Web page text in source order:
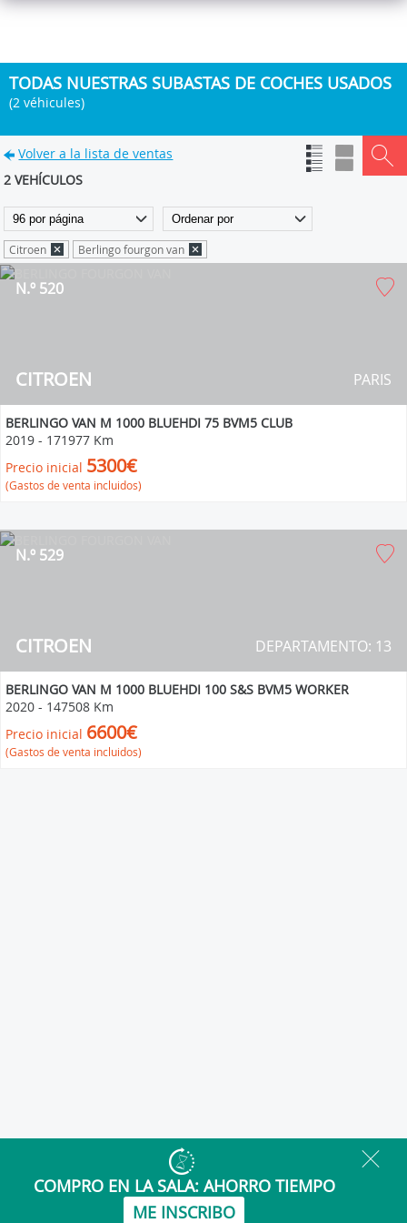
TODAS NUESTRAS SUBASTAS DE COCHES USADOS
(2 véhicules)
Volver a la lista de ventas
2 VEHÍCULOS
Citroen Berlingo fourgon van
CITROEN
N.º 520
PARIS
BERLINGO VAN M 1000 BLUEHDI 75 BVM5 CLUB
2019 - 171977 Km
Precio inicial 5300€
(Gastos de venta incluidos)
CITROEN
N.º 529
DEPARTAMENTO: 13
BERLINGO VAN M 1000 BLUEHDI 100 S&S BVM5 WORKER
2020 - 147508 Km
Precio inicial 6600€
(Gastos de venta incluidos)
COMPRO EN LA SALA: AHORRO TIEMPO
ME INSCRIBO